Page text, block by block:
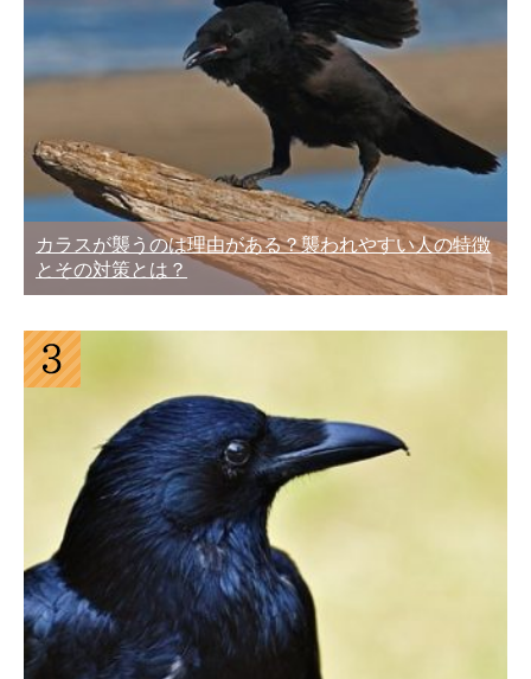
カラスが襲うのは理由がある？襲われやすい人の特徴
とその対策とは？